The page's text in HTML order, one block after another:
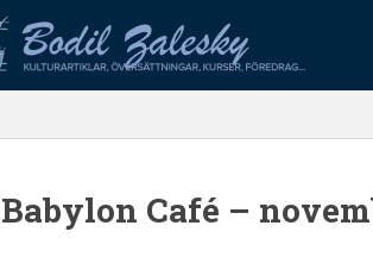
Babylon Café –